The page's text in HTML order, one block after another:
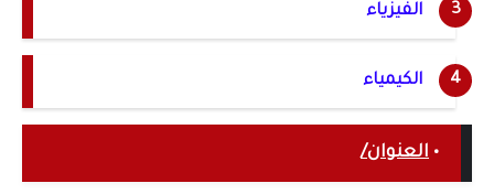
الفيزياء
الكيمياء
• العنوان/